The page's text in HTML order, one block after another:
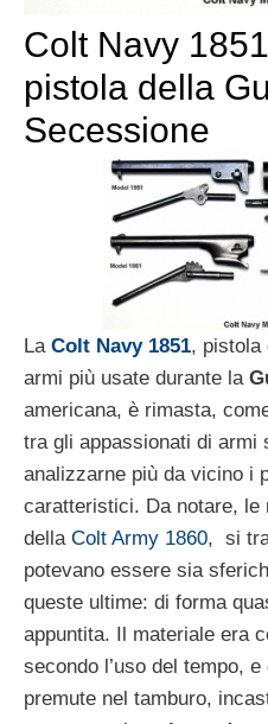
Colt Navy
pistola della
Secessione
La Colt Navy 1851, pistola
armi più usate durante la
americana, è rimasta,
tra gli appassionati di armi
analizzarne più da vicino i
caratteristici. Da notare, le
della Colt Army 1860, si
potevano essere sia
queste ultime: di forma
appuntita. Il materiale era
secondo l’uso del tempo,
premute nel tamburo,